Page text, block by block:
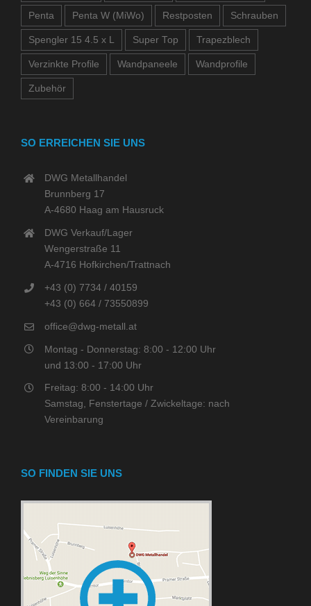
Penta Penta W (MiWo) Restposten Schrauben
Spengler 15 4.5 x L Super Top Trapezblech
Verzinkte Profile Wandpaneele Wandprofile
Zubehör
SO ERREICHEN SIE UNS
DWG Metallhandel
Brunnberg 17
A-4680 Haag am Hausruck
DWG Verkauf/Lager
Wengerstraße 11
A-4716 Hofkirchen/Trattnach
+43 (0) 7734 / 40159
+43 (0) 664 / 73550899
office@dwg-metall.at
Montag - Donnerstag: 8:00 - 12:00 Uhr
und 13:00 - 17:00 Uhr
Freitag: 8:00 - 14:00 Uhr
Samstag, Fenstertage / Zwickeltage: nach
Vereinbarung
SO FINDEN SIE UNS